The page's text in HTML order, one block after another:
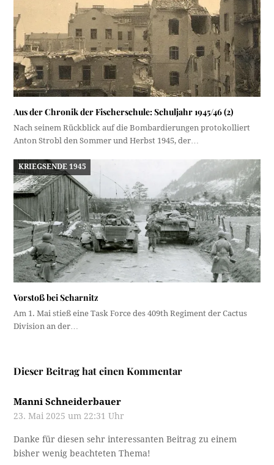
Aus der Chronik der Fischerschule: Schuljahr 1945/46 (2)
Nach seinem Rückblick auf die Bombardierungen protokolliert
Anton Strobl den Sommer und Herbst 1945, der…
KRIEGSENDE 1945
Vorstoß bei Scharnitz
Am 1. Mai stieß eine Task Force des 409th Regiment der Cactus
Division an der…
Dieser Beitrag hat einen Kommentar
Manni Schneiderbauer
23. Mai 2025 um 22:31 Uhr
Danke für diesen sehr interessanten Beitrag zu einem
bisher wenig beachteten Thema!